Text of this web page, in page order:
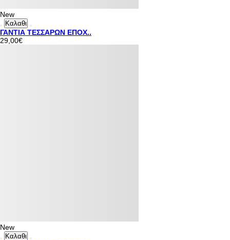
New
Καλαθι
ΓΑΝΤΙΑ ΤΕΣΣΑΡΩΝ ΕΠΟΧ..
29,00€
New
Καλαθι